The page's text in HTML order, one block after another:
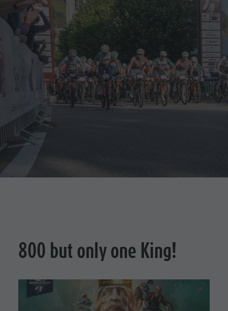
800 but only one King!